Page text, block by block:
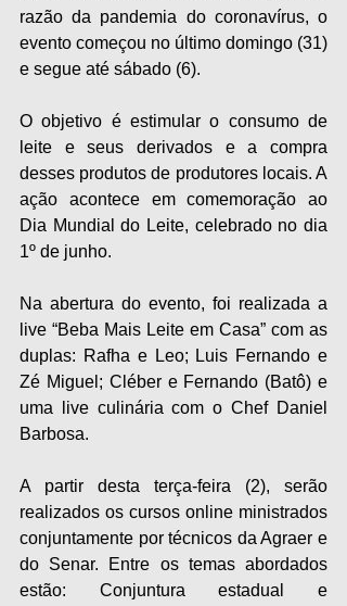
razão da pandemia do coronavírus, o
evento começou no último domingo (31)
e segue até sábado (6).
O objetivo é estimular o consumo de
leite e seus derivados e a compra
desses produtos de produtores locais. A
ação acontece em comemoração ao
Dia Mundial do Leite, celebrado no dia
1º de junho.
Na abertura do evento, foi realizada a
live “Beba Mais Leite em Casa” com as
duplas: Rafha e Leo; Luis Fernando e
Zé Miguel; Cléber e Fernando (Batô) e
uma live culinária com o Chef Daniel
Barbosa.
A partir desta terça-feira (2), serão
realizados os cursos online ministrados
conjuntamente por técnicos da Agraer e
do Senar. Entre os temas abordados
estão: Conjuntura estadual e